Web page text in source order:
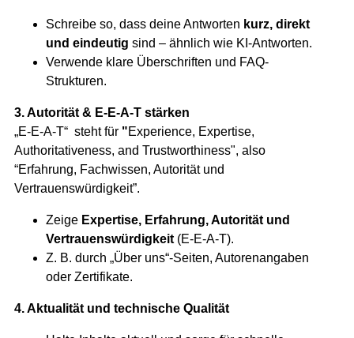
Schreibe so, dass deine Antworten kurz, direkt
und eindeutig sind – ähnlich wie KI-Antworten.
Verwende klare Überschriften und FAQ-
Strukturen.
3. Autorität & E-E-A-T stärken
„E-E-A-T“ steht für "Experience, Expertise,
Authoritativeness, and Trustworthiness", also
“Erfahrung, Fachwissen, Autorität und
Vertrauenswürdigkeit”.
Zeige Expertise, Erfahrung, Autorität und
Vertrauenswürdigkeit(E-E-A-T).
Z. B. durch „Über uns“-Seiten, Autorenangaben
oder Zertifikate.
4. Aktualität und technische Qualität